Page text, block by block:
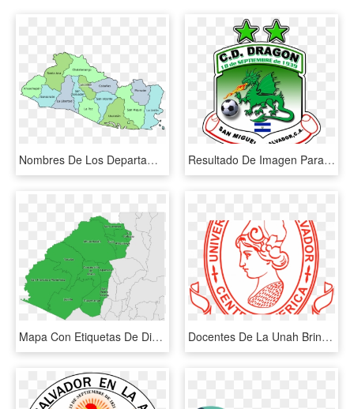
Nombres De Los Departamentos De El Salvador, HD Png Download Resultado De Imagen Para Escudo De Los Equipos De El - C.d. Dragón, HD Png Download
Mapa Con Etiquetas De División Municipal, Departamento - Mapa De Ahuachapan El Salvador, HD Png Download Docentes De La Unah Brindarán Conferencias En La Universidad - Logos De La Ues Png, Transparent Png